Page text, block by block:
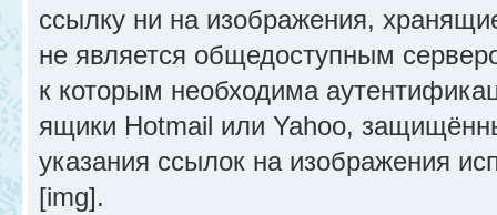
ссылку ни на изображения,
не является общедоступным
к которым необходима
ящики Hotmail или Yahoo,
указания ссылок на изображения
[img].